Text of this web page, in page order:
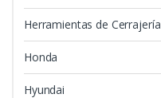
Herramientas de Cerrajería
Honda
Hyundai